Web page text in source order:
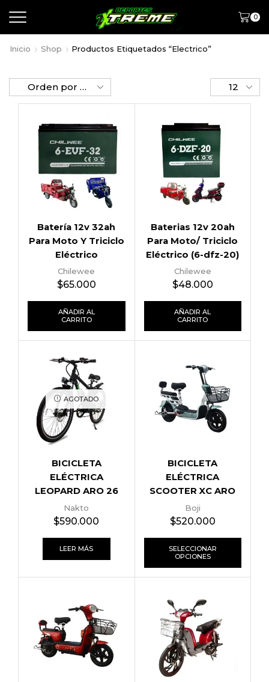
0
Inicio Shop Productos Etiquetados “electrico”
Batería 12v 32ah
Para Moto Y Triciclo
Eléctrico
Chilewee
$65.000
AÑADIR AL
CARRITO
Baterias 12v 20ah
Para Moto/ Triciclo
Eléctrico (6-dfz-20)
Chilewee
$48.000
AÑADIR AL
CARRITO
AGOTADO
BICICLETA
ELÉCTRICA
LEOPARD ARO 26
Nakto
$590.000
LEER MÁS
BICICLETA
ELÉCTRICA
SCOOTER XC ARO
14
Boji
$520.000
SELECCIONAR
OPCIONES